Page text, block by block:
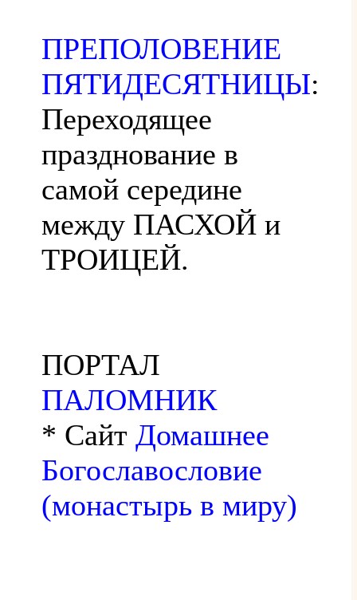
ПРЕПОЛОВЕНИЕ
ПЯТИДЕСЯТНИЦЫ:
Переходящее
празднование в
самой середине
между ПАСХОЙ и
ТРОИЦЕЙ.
ПОРТАЛ
ПАЛОМНИК
* Сайт Домашнее
Богославословие
(монастырь в миру)